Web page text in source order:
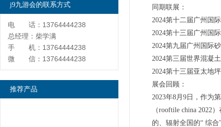
同期联展：
2024第十二届广州国
2024第十三届广州国
2024第九届广州国际
2024第三届世界混凝
2024第十三届亚太地
展会回顾：
2023年8月9日，作为
（rooftile china 2022
的、辐射全国的“ 综
j9九游会的联系方式
电 话：13764444238
总经理：柴学满
手 机：13764444238
微 信：13764444238
推荐产品